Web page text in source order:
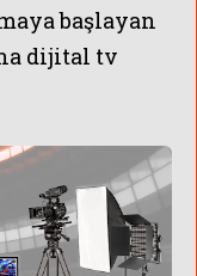
başlayan
dijital tv